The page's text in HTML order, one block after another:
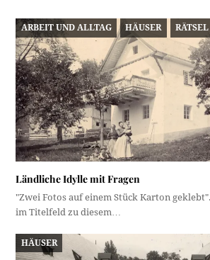
ARBEIT UND ALLTAG HÄUSER RÄTSEL
Ländliche Idylle mit Fragen
"Zwei Fotos auf einem Stück Karton
im Titelfeld zu diesem…
HÄUSER